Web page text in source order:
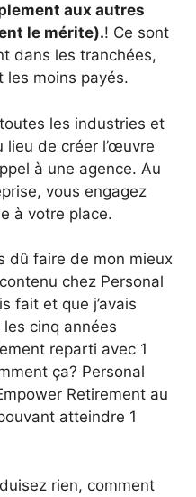
aux autres
le mérite).! Ce sont
dans les tranchées,
les moins payés.
les industries et
de créer l’œuvre
à une agence. Au
vous engagez
à votre place.
dû faire de mon mieux
chez Personal
fait et que j’avais
cinq années
reparti avec 1
ça? Personal
Retirement au
atteindre 1
rien, comment